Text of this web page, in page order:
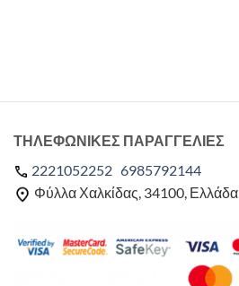
ΤΗΛΕΦΩΝΙΚΕΣ ΠΑΡΑΓΓΕΛΙΕΣ
2221052252 6985792144
Φύλλα Χαλκίδας, 34100, Ελλάδα